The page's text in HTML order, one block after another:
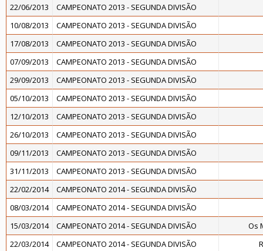
22/06/2013
CAMPEONATO 2013 - SEGUNDA DIVISÃO
10/08/2013
CAMPEONATO 2013 - SEGUNDA DIVISÃO
17/08/2013
CAMPEONATO 2013 - SEGUNDA DIVISÃO
07/09/2013
CAMPEONATO 2013 - SEGUNDA DIVISÃO
29/09/2013
CAMPEONATO 2013 - SEGUNDA DIVISÃO
05/10/2013
CAMPEONATO 2013 - SEGUNDA DIVISÃO
12/10/2013
CAMPEONATO 2013 - SEGUNDA DIVISÃO
26/10/2013
CAMPEONATO 2013 - SEGUNDA DIVISÃO
09/11/2013
CAMPEONATO 2013 - SEGUNDA DIVISÃO
31/11/2013
CAMPEONATO 2013 - SEGUNDA DIVISÃO
22/02/2014
CAMPEONATO 2014 - SEGUNDA DIVISÃO
08/03/2014
CAMPEONATO 2014 - SEGUNDA DIVISÃO
15/03/2014
CAMPEONATO 2014 - SEGUNDA DIVISÃO
Os
22/03/2014
CAMPEONATO 2014 - SEGUNDA DIVISÃO